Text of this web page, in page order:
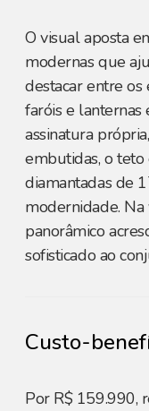
O visual aposta
modernas que
destacar entre os
faróis e lanternas
assinatura
embutidas, o teto
diamantadas de
modernidade.
panorâmico
sofisticado ao
Custo-
Por R$ 159.990,